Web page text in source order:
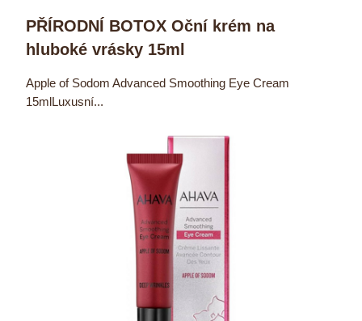
MřížkaSeznamTabulka
PŘÍRODNÍ BOTOX Oční krém na
hluboké vrásky 15ml
Apple of Sodom Advanced Smoothing Eye Cream
15mlLuxusní...